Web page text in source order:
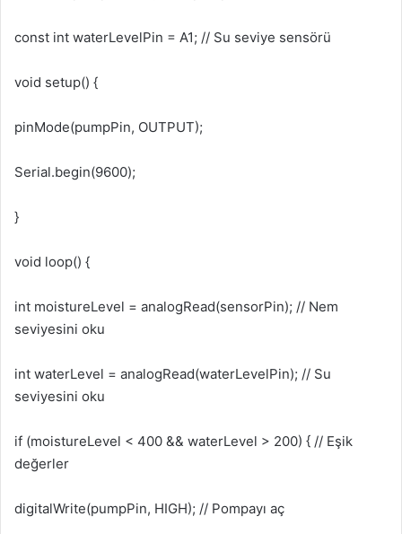
const int waterLevelPin = A1; // Su seviye sensörü
void setup() {
pinMode(pumpPin, OUTPUT);
Serial.begin(9600);
}
void loop() {
int moistureLevel = analogRead(sensorPin); // Nem
seviyesini oku
int waterLevel = analogRead(waterLevelPin); // Su
seviyesini oku
if (moistureLevel < 400 && waterLevel > 200) { // Eşik
değerler
digitalWrite(pumpPin, HIGH); // Pompayı aç